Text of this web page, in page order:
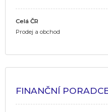
Celá ČR
Prodej a obchod
FINANČNÍ